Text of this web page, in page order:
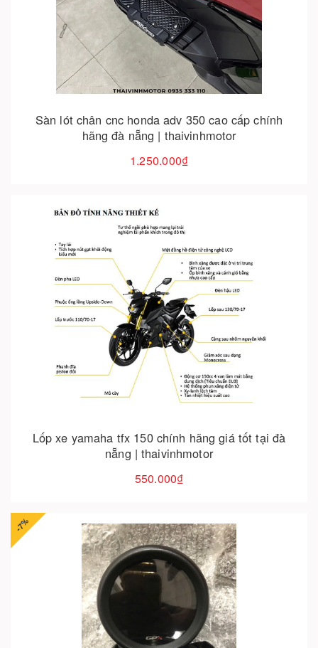
Sàn lót chân cnc honda adv 350 cao cấp chính
hãng đà nẵng | thaivinhmotor
1.250.000₫
Cho vào giỏ hàng
Lốp xe yamaha tfx 150 chính hãng giá tốt tại đà
nẵng | thaivinhmotor
550.000₫
Cho vào giỏ hàng
-7%